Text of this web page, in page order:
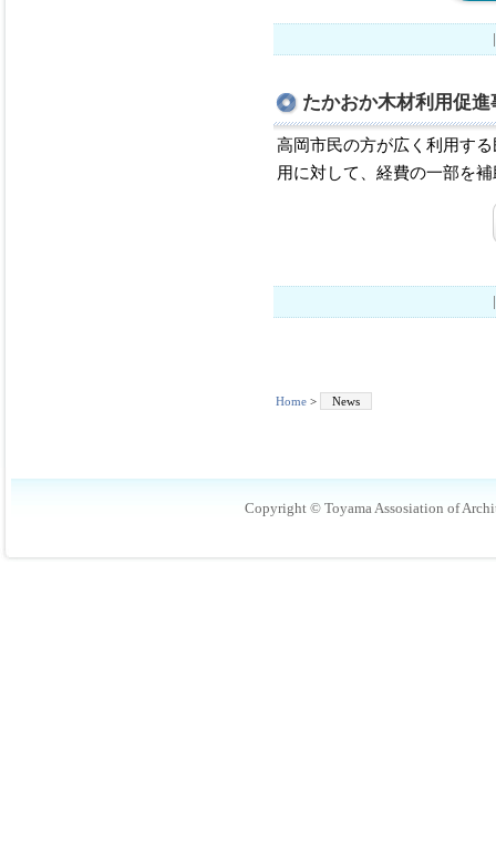
たかおか木材利用促
高岡市民の方が広く利用す
用に対して、経費の一部を
Home > News
Copyright © Toyama Assosiation of